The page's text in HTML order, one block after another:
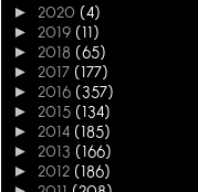
► 2020 (4)
► 2019 (11)
► 2018 (65)
► 2017 (177)
► 2016 (357)
► 2015 (134)
► 2014 (185)
► 2013 (166)
► 2012 (186)